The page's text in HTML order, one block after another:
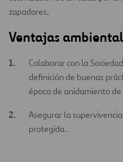
zapadores.
Ventajas
Colaborar con la
definición de buenas
época de anidamiento
Asegurar la
protegida.